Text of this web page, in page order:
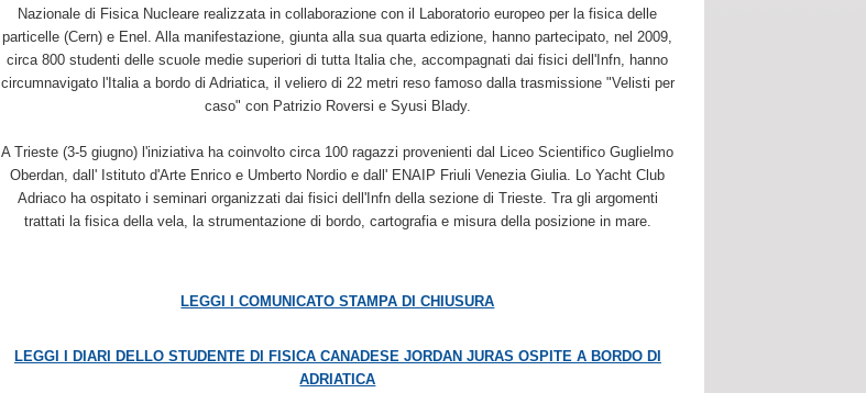
Nazionale di Fisica Nucleare realizzata in collaborazione con il Laboratorio europeo per la fisica delle
particelle (Cern) e Enel. Alla manifestazione, giunta alla sua quarta edizione, hanno partecipato, nel 2009,
circa 800 studenti delle scuole medie superiori di tutta Italia che, accompagnati dai fisici dell'Infn, hanno
circumnavigato l'Italia a bordo di Adriatica, il veliero di 22 metri reso famoso dalla trasmissione "Velisti per
caso" con Patrizio Roversi e Syusi Blady.
A Trieste (3-5 giugno) l'iniziativa ha coinvolto circa 100 ragazzi provenienti dal Liceo Scientifico Guglielmo
Oberdan, dall' Istituto d'Arte Enrico e Umberto Nordio e dall' ENAIP Friuli Venezia Giulia. Lo Yacht Club
Adriaco ha ospitato i seminari organizzati dai fisici dell'Infn della sezione di Trieste. Tra gli argomenti
trattati la fisica della vela, la strumentazione di bordo, cartografia e misura della posizione in mare.
LEGGI I COMUNICATO STAMPA DI CHIUSURA
LEGGI I DIARI DELLO STUDENTE DI FISICA CANADESE JORDAN JURAS OSPITE A BORDO DI
ADRIATICA